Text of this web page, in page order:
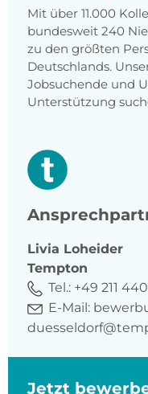
Mit über 11.000
bundesweit 240
zu den größten
Deutschlands.
Jobsuchende und
Unterstützung
Livia Loheider
Tempton
Tel.: +49 211
E-Mail:
Jetzt